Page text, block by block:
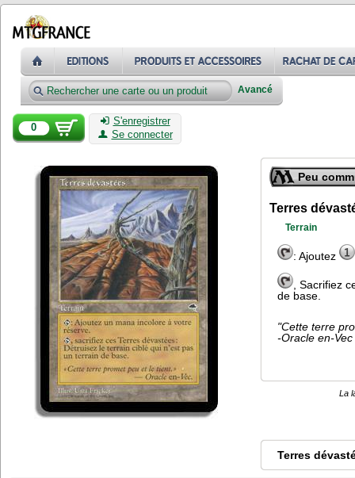
Avancé
0
S'enregistrer
Se connecter
Peu
Terres
Terrain
: Ajoutez
, Sacrifiez
de base.
"Cette terre
-Oracle en-Vec
La
Terres